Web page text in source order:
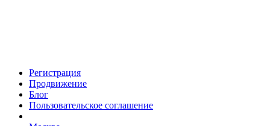
Регистрация
Продвижение
Блог
Пользовательское соглашение